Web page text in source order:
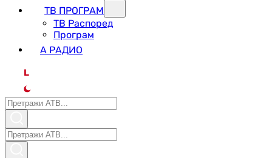
ТВ ПРОГРАМ
ТВ Распоред
Програм
А РАДИО
L